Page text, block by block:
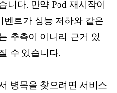
니다. 만약 Pod 재시작이
벤트가 성능 저하와 같은
추측이 아니라 근거 있
수 있습니다.
병목을 찾으려면 서비스